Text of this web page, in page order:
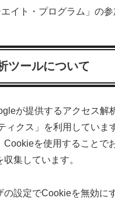
イト・プログラム」の参
ツールについて
が提供するアクセス解
ィクス」を利用していま
Cookieを使用することで
集しています。
設定でCookieを無効に